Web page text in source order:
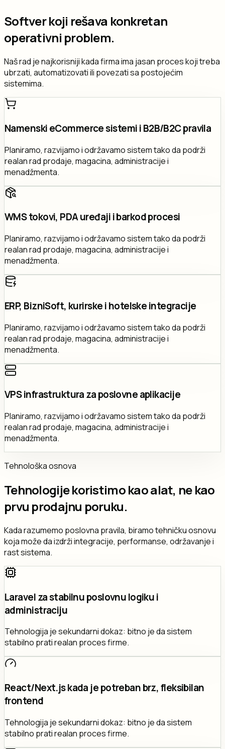
Softver koji rešava konkretan
operativni problem.
Naš rad je najkorisniji kada firma ima jasan proces koji treba
ubrzati, automatizovati ili povezati sa postojećim
sistemima.
Namenski eCommerce sistemi i B2B/B2C pravila
Planiramo, razvijamo i održavamo sistem tako da podrži
realan rad prodaje, magacina, administracije i
menadžmenta.
WMS tokovi, PDA uređaji i barkod procesi
Planiramo, razvijamo i održavamo sistem tako da podrži
realan rad prodaje, magacina, administracije i
menadžmenta.
ERP, BizniSoft, kurirske i hotelske integracije
Planiramo, razvijamo i održavamo sistem tako da podrži
realan rad prodaje, magacina, administracije i
menadžmenta.
VPS infrastruktura za poslovne aplikacije
Planiramo, razvijamo i održavamo sistem tako da podrži
realan rad prodaje, magacina, administracije i
menadžmenta.
Tehnološka osnova
Tehnologije koristimo kao alat, ne kao
prvu prodajnu poruku.
Kada razumemo poslovna pravila, biramo tehničku osnovu
koja može da izdrži integracije, performanse, održavanje i
rast sistema.
Laravel za stabilnu poslovnu logiku i
administraciju
Tehnologija je sekundarni dokaz: bitno je da sistem
stabilno prati realan proces firme.
React/Next.js kada je potreban brz, fleksibilan
frontend
Tehnologija je sekundarni dokaz: bitno je da sistem
stabilno prati realan proces firme.